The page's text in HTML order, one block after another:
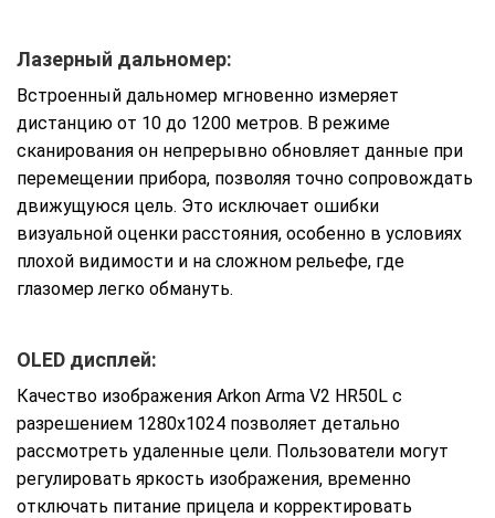
Лазерный дальномер:
Встроенный дальномер мгновенно измеряет
дистанцию от 10 до 1200 метров. В режиме
сканирования он непрерывно обновляет данные при
перемещении прибора, позволяя точно сопровождать
движущуюся цель. Это исключает ошибки
визуальной оценки расстояния, особенно в условиях
плохой видимости и на сложном рельефе, где
глазомер легко обмануть.
OLED дисплей:
Качество изображения Arkon Arma V2 HR50L с
разрешением 1280х1024 позволяет детально
рассмотреть удаленные цели. Пользователи могут
регулировать яркость изображения, временно
отключать питание прицела и корректировать